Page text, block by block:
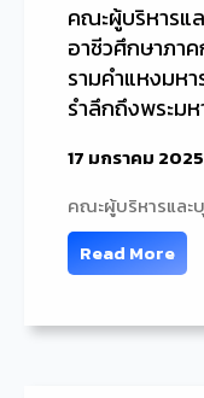
คณะผู้บริหารแ
อาชีวศึกษาภา
รามคำแหงมห
รำลึกถึงพระม
17 มกราคม 2025
คณะผู้บริหารและ
Read More